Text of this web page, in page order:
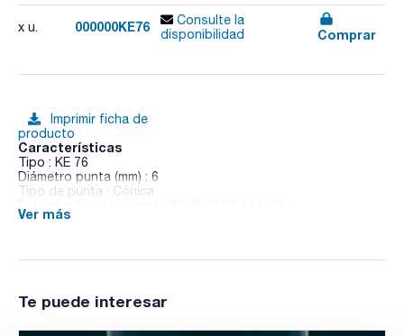
x u. 000000KE76
Consulte la
disponibilidad
Comprar
Imprimir ficha de
producto
Características
Tipo : KE 76
Diámetro punta (mm) : 6
Tipo de punta : Cónica
Para volúmenes (ml) : 5 a 100/10 a 350
Ver más
Te puede interesar